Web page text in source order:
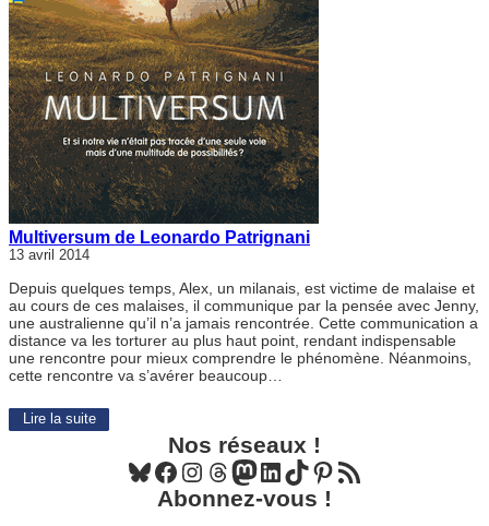
Multiversum de Leonardo Patrignani
13 avril 2014
Depuis quelques temps, Alex, un milanais, est victime de malaise et
au cours de ces malaises, il communique par la pensée avec Jenny,
une australienne qu’il n’a jamais rencontrée. Cette communication a
distance va les torturer au plus haut point, rendant indispensable
une rencontre pour mieux comprendre le phénomène. Néanmoins,
cette rencontre va s’avérer beaucoup…
Lire la suite
Nos réseaux !
Bluesky Facebook Instagram Threads Mastodon LinkedIn TikTok Pinterest Flux RSS
Abonnez-vous !